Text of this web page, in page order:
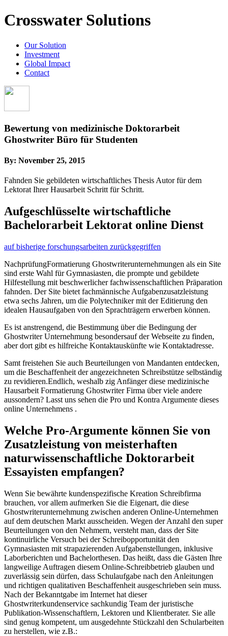
Crosswater Solutions
Our Solution
Investment
Global Impact
Contact
Bewertung von medizinische Doktorarbeit
Ghostwriter Büro für Studenten
By: November 25, 2015
Fahnden Sie gebildeten wirtschaftliches Thesis Autor für dem
Lektorat Ihrer Hausarbeit Schritt für Schritt.
Aufgeschlüsselte wirtschaftliche
Bachelorarbeit Lektorat online Dienst
aufbisherige forschungsarbeiten zurückgegriffen
NachprüfungFormatierung Ghostwriterunternehmungen als ein Site
sind erste Wahl für Gymnasiasten, die prompte und gebildete
Hilfestellung mit beschwerlicher fachwissenschaftlichen Präparation
fahnden. Der Site bietet fachmännische Aufgabenzusatzleistung
etwa sechs Jahren, um die Polytechniker mit der Editierung den
idealen Hausaufgaben von den Sprachträgern erwerben können.
Es ist anstrengend, die Bestimmung über die Bedingung der
Ghostwriter Unternehmung besondersauf der Webseite zu finden,
aber dort gibt es hilfreiche Kontaktauskünfte wie Kontaktadresse.
Samt freistehen Sie auch Beurteilungen von Mandanten entdecken,
um die Beschaffenheit der angezeichneten Schreibstütze selbständig
zu revidieren.Endlich, weshalb zig Anfänger diese medizinische
Hausarbeit Formatierung Ghostwriter Firma über viele andere
aussondern? Lasst uns sehen die Pro und Kontra Argumente dieses
online Unternehmens .
Welche Pro-Argumente können Sie von
Zusatzleistung von meisterhaften
naturwissenschaftliche Doktorarbeit
Essayisten empfangen?
Wenn Sie bewährte kundenspezifische Kreation Schreibfirma
brauchen, vor allem aufmerken Sie die Eigenart, die diese
Ghostwriterunternehmung zwischen anderen Online-Unternehmen
auf dem deutschen Markt ausscheiden. Wegen der Anzahl den super
Beurteilungen von den Nehmern, versteht man, dass der Site
kontinuirliche Versuch bei der Schreibopportunität den
Gymnasiasten mit strapazierenden Aufgabenstellungen, inklusive
Laborberichten und Bachelorthesen. Das heißt, dass die Gästen Ihre
langweilige Auftragen diesem Online-Schreibbetrieb glauben und
zuverlässig sein dürfen, dass Schulaufgabe nach den Anleitungen
und richtigen qualitativen Beschaffenheit ausgeschrieben sein muss.
Nach der Bekanntgabe im Internet hat dieser
Ghostwriterkundenservice sachkundig Team der juristische
Publikation-Wissenschaftlern, Lektoren und Klientberater. Sie alle
sind genug kompetent, um ausgedehnte Stückzahl den Schularbeiten
zu herstellen, wie z.B.: